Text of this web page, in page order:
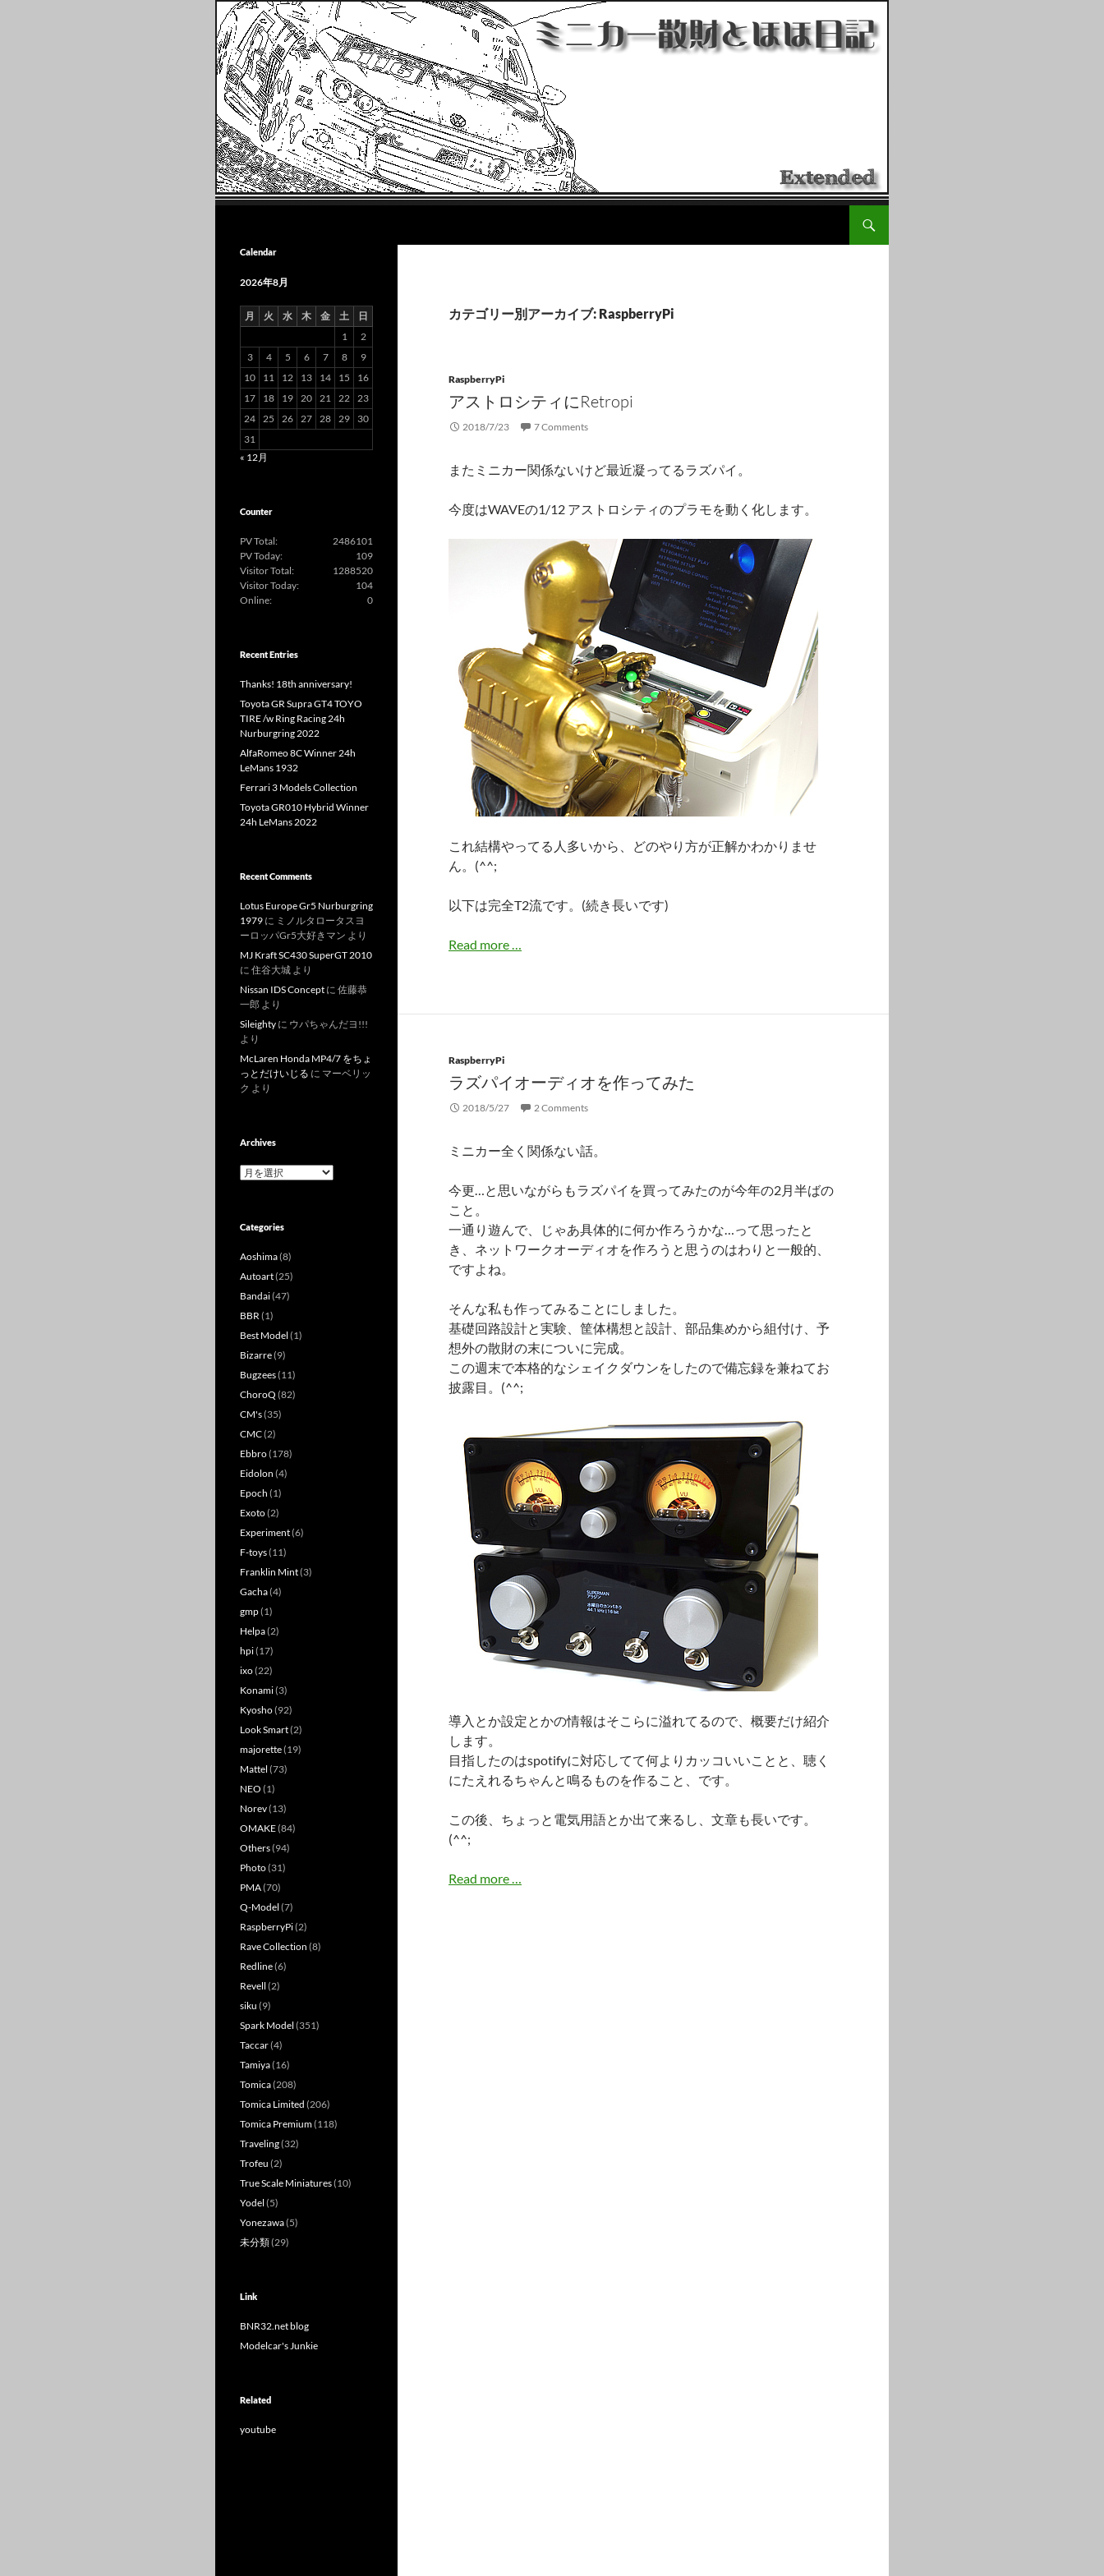
カテゴリー別アーカイブ: RaspberryPi
RaspberryPi
アストロシティにRetropi
2018/7/23 7 Comments
またミニカー関係ないけど最近凝ってるラズパイ。
今度はWAVEの1/12 アストロシティのプラモを動く化します。
これ結構やってる人多いから、どのやり方が正解かわかりませ
ん。(^^;
以下は完全T2流です。(続き長いです)
Read more
に
Retropi
…
RaspberryPi
ラズパイオーディオを作ってみた
2018/5/27 2 Comments
ミニカー全く関係ない話。
今更…と思いながらもラズパイを買ってみたのが今年の2月半ばの
こと。
一通り遊んで、じゃあ具体的に何か作ろうかな…って思ったと
き、ネットワークオーディオを作ろうと思うのはわりと一般的、
ですよね。
そんな私も作ってみることにしました。
基礎回路設計と実験、筐体構想と設計、部品集めから組付け、予
想外の散財の末についに完成。
この週末で本格的なシェイクダウンをしたので備忘録を兼ねてお
披露目。(^^;
導入とか設定とかの情報はそこらに溢れてるので、概要だけ紹介
します。
目指したのはspotifyに対応してて何よりカッコいいことと、聴く
にたえれるちゃんと鳴るものを作ること、です。
この後、ちょっと電気用語とか出て来るし、文章も長いです。
(^^;
Read more…
Calendar
2026年8月
月 火 水 木 金 土
日
1
2
3
4 5 6 7 8
9
10
11 12 13 14 15
16
17
18 19 20 21 22 23
24 25 26 27 28 29
30
31
« 12月
Counter
2486101
PV Total:
109
PV Today:
1288520
Visitor Total:
104
Visitor Today:
0
Online:
Recent Entries
Thanks! 18th anniversary!
Toyota GR Supra GT4 TOYO
TIRE /w Ring Racing 24h
Nurburgring 2022
AlfaRomeo 8C Winner 24h
LeMans 1932
Ferrari 3 Models Collection
Toyota GR010 Hybrid Winner
24h LeMans 2022
Recent Comments
Lotus Europe Gr5 Nurburgring
1979 に ミノルタロータスヨ
ーロッパGr5大好きマン より
MJ Kraft SC430 SuperGT 2010
に 住谷大城 より
Nissan IDS Concept に 佐藤恭
一郎 より
Sileighty に ウパちゃんだヨ!!!
より
McLaren Honda MP4/7 をちょ
っとだけいじる に マーベリッ
ク より
Archives
Archives
Categories
Aoshima(8)
Autoart(25)
Bandai(47)
BBR(1)
Best Model (1)
Bizarre(9)
Bugzees(11)
ChoroQ (82)
CM's(35)
CMC(2)
Ebbro(178)
Eidolon (4)
Epoch (1)
Exoto(2)
Experiment(6)
F-toys(11)
Franklin Mint(3)
Gacha(4)
gmp(1)
Helpa(2)
hpi(17)
ixo(22)
Konami(3)
Kyosho(92)
Look Smart(2)
majorette(19)
Mattel (73)
NEO (1)
Norev(13)
OMAKE(84)
Others(94)
Photo(31)
PMA(70)
Q-Model (7)
RaspberryPi(2)
Rave Collection (8)
Redline(6)
Revell (2)
siku (9)
Spark Model (351)
Taccar(4)
Tamiya(16)
Tomica(208)
Tomica Limited (206)
Tomica Premium(118)
Traveling(32)
Trofeu (2)
True Scale Miniatures(10)
Yodel (5)
Yonezawa(5)
未分類(29)
Link
BNR32.net blog
Modelcar's Junkie
Related
youtube